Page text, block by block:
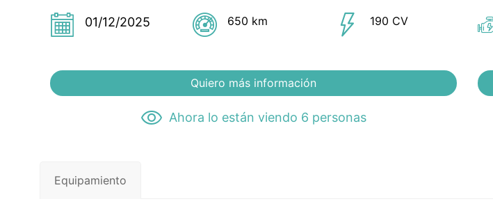
01/12/2025 650 km 190 CV
Quiero más información
Ahora lo están viendo 6 personas
Equipamiento